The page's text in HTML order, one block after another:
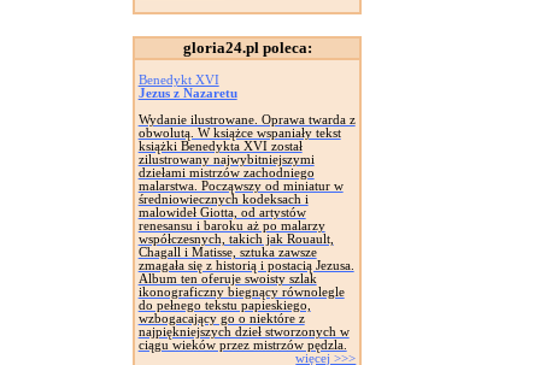
gloria24.pl poleca:
Benedykt XVI
Jezus z Nazaretu
Wydanie ilustrowane. Oprawa twarda z
obwolutą. W książce wspaniały tekst
książki Benedykta XVI został
zilustrowany najwybitniejszymi
dziełami mistrzów zachodniego
malarstwa. Począwszy od miniatur w
średniowiecznych kodeksach i
malowideł Giotta, od artystów
renesansu i baroku aż po malarzy
współczesnych, takich jak Rouault,
Chagall i Matisse, sztuka zawsze
zmagała się z historią i postacią Jezusa.
Album ten oferuje swoisty szlak
ikonograficzny biegnący równolegle
do pełnego tekstu papieskiego,
wzbogacający go o niektóre z
najpiękniejszych dzieł stworzonych w
ciągu wieków przez mistrzów pędzla.
więcej >>>